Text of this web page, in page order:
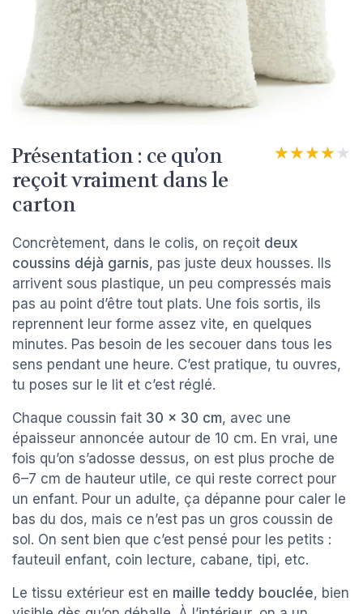
Présentation : ce qu’on
reçoit vraiment dans le
carton
★★★★★
★★★★★
Concrètement, dans le colis, on reçoit deux
coussins déjà garnis, pas juste deux housses. Ils
arrivent sous plastique, un peu compressés mais
pas au point d’être tout plats. Une fois sortis, ils
reprennent leur forme assez vite, en quelques
minutes. Pas besoin de les secouer dans tous les
sens pendant une heure. C’est pratique, tu ouvres,
tu poses sur le lit et c’est réglé.
Chaque coussin fait 30 x 30 cm, avec une
épaisseur annoncée autour de 10 cm. En vrai, une
fois qu’on s’adosse dessus, on est plus proche de
6–7 cm de hauteur utile, ce qui reste correct pour
un enfant. Pour un adulte, ça dépanne pour caler le
bas du dos, mais ce n’est pas un gros coussin de
sol. On sent bien que c’est pensé pour les petits :
fauteuil enfant, coin lecture, cabane, tipi, etc.
Le tissu extérieur est en maille teddy bouclée, bien